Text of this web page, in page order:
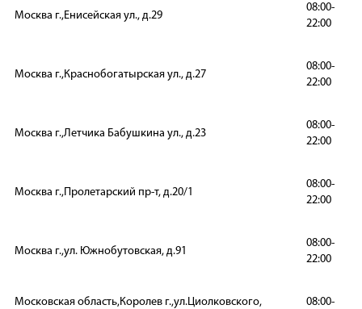
Москва г.,Енисейская ул., д.29
08:00-
22:00
Москва г.,Краснобогатырская ул., д.27
08:00-
22:00
Москва г.,Летчика Бабушкина ул., д.23
08:00-
22:00
Москва г.,Пролетарский пр-т, д.20/1
08:00-
22:00
Москва г.,ул. Южнобутовская, д.91
08:00-
22:00
Московская область,Королев г.,ул.Циолковского,
08:00-